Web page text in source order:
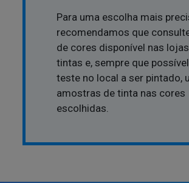
Para uma escolha mais
recomendamos que
de cores disponível nas
tintas e, sempre que
teste no local a ser pintado,
amostras de tinta nas cores
escolhidas.